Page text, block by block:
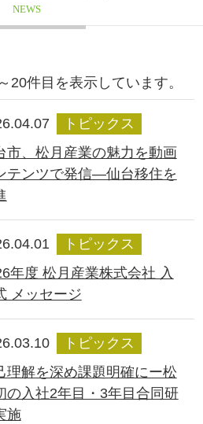
NEWS
20件目を表示しています。
トピックス
市、松月産業の魅力を動画
テンツで発信―仙台移住を
トピックス
年度 松月産業株式会社 入
メッセージ
トピックス
理解を深め課題明確にー松
の入社2年目・3年目合同研
施